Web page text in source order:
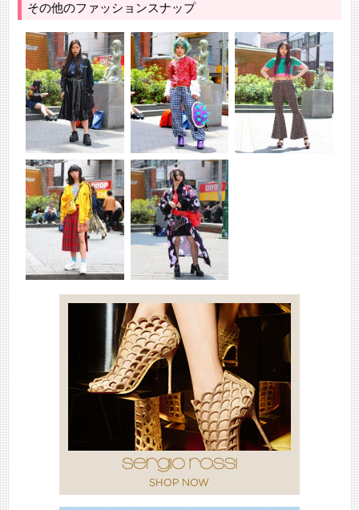
その他のファッションスナップ